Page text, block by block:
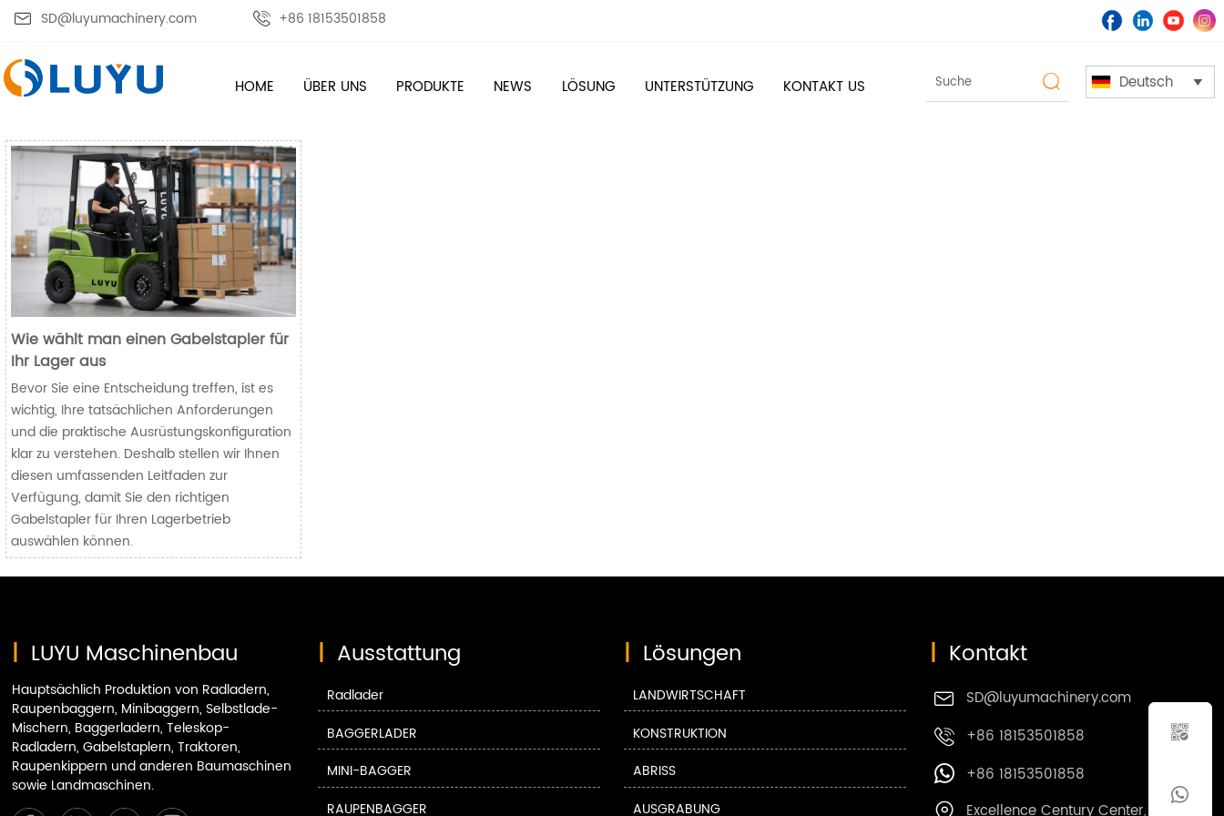
 SD@luyumachinery.com  +86 18153501858
HOME ÜBER UNS PRODUKTE NEWS LÖSUNG UNTERSTÜTZUNG KONTAKT US  Deutsch 
Wie wählt man einen Gabelstapler für
Ihr Lager aus
Bevor Sie eine Entscheidung treffen, ist es
wichtig, Ihre tatsächlichen Anforderungen
und die praktische Ausrüstungskonfiguration
klar zu verstehen. Deshalb stellen wir Ihnen
diesen umfassenden Leitfaden zur
Verfügung, damit Sie den richtigen
Gabelstapler für Ihren Lagerbetrieb
auswählen können.
| LUYU Maschinenbau
Hauptsächlich Produktion von Radladern,
Raupenbaggern, Minibaggern, Selbstlade-
Mischern, Baggerladern, Teleskop-
Radladern, Gabelstaplern, Traktoren,
Raupenkippern und anderen Baumaschinen
sowie Landmaschinen.
| Ausstattung
Radlader
BAGGERLADER
MINI-BAGGER
RAUPENBAGGER
| Lösungen
LANDWIRTSCHAFT
KONSTRUKTION
ABRISS
AUSGRABUNG
| Kontakt
 SD@luyumachinery.com
 +86 18153501858
 +86 18153501858
Excellence Century Center, Shibei

